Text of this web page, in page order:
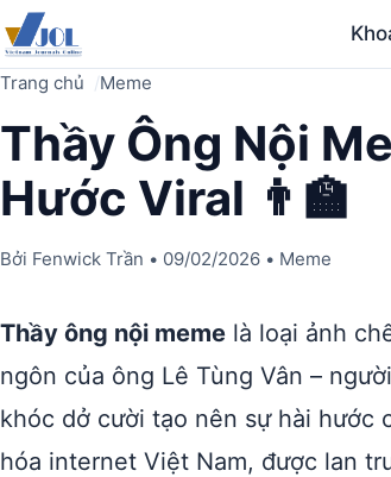
Trang chủ Meme
Thầy Ông Nội
Hước Viral 👨‍🏫
Bởi Fenwick Trần • 09/02/2026 • Meme
Thầy ông nội meme là loại ảnh
ngôn của ông Lê Tùng Vân –
khóc dở cười tạo nên sự hài hước
hóa internet Việt Nam, được lan